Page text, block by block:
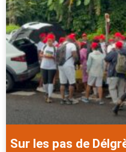
Sur les pas de